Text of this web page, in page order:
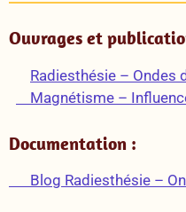
Ouvrages et
Radiesthésie – Ondes
Magnétisme –
Documentation :
Blog Radiesthésie –